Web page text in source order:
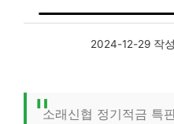
2024-12-29 작
소래신협 정기적금 특